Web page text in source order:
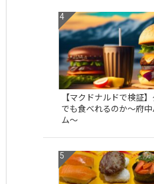
【マクドナルドで検証
でも食べれるのか〜府
ム〜